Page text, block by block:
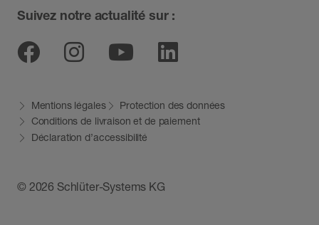
Suivez notre actualité sur :
Facebook
Instagram
YoutubeLinkedin
© 2026 Schlüter-Systems KG
Mentions légales
Protection des données
Conditions de livraison et de paiement
Déclaration d’accessibilité